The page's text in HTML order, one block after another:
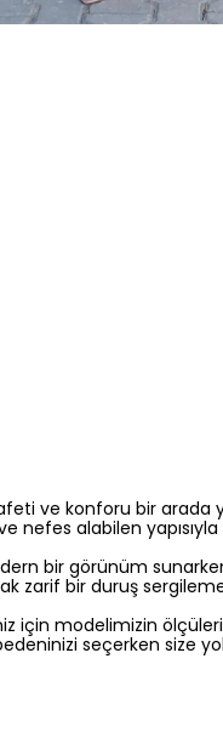
ve konforu bir arada
nefes alabilen
bir görünüm
zarif bir duruş
için modelimizin
seçerken size yol